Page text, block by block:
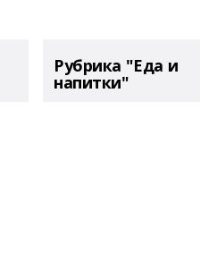
Рубрика "Еда и
напитки"